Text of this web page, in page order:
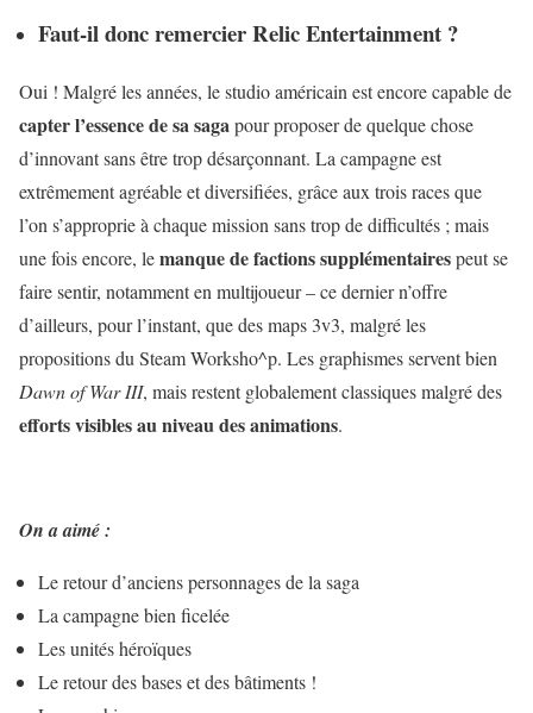
Faut-il donc remercier Relic Entertainment ?
Oui ! Malgré les années, le studio américain est encore capable de
capter l’essence de sa sagapour proposer de quelque chose
d’innovant sans être trop désarçonnant. La campagne est
extrêmement agréable et diversifiées, grâce aux trois races que
l’on s’approprie à chaque mission sans trop de difficultés ; mais
une fois encore, lemanque de factions supplémentairespeut se
faire sentir, notamment en multijoueur – ce dernier n’offre
d’ailleurs, pour l’instant, que des maps 3v3, malgré les
propositions du Steam Worksho^p. Les graphismes servent bien
Dawn of War III, mais restent globalement classiques malgré des
efforts visibles au niveau des animations.
On a aimé :
Le retour d’anciens personnages de la saga
La campagne bien ficelée
Les unités héroïques
Le retour des bases et des bâtiments !